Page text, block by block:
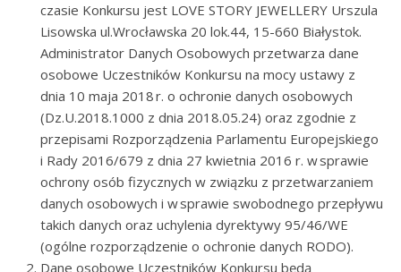
czasie Konkursu jest LOVE STORY JEWELLERY Urszula
Lisowska ul.Wrocławska 20 lok.44, 15-660 Białystok.
Administrator Danych Osobowych przetwarza dane
osobowe Uczestników Konkursu na mocy ustawy z
dnia 10 maja 2018 r. o ochronie danych osobowych
(Dz.U.2018.1000 z dnia 2018.05.24) oraz zgodnie z
przepisami Rozporządzenia Parlamentu Europejskiego
i Rady 2016/679 z dnia 27 kwietnia 2016 r. w sprawie
ochrony osób fizycznych w związku z przetwarzaniem
danych osobowych i w sprawie swobodnego przepływu
takich danych oraz uchylenia dyrektywy 95/46/WE
(ogólne rozporządzenie o ochronie danych RODO).
Dane osobowe Uczestników Konkursu będą